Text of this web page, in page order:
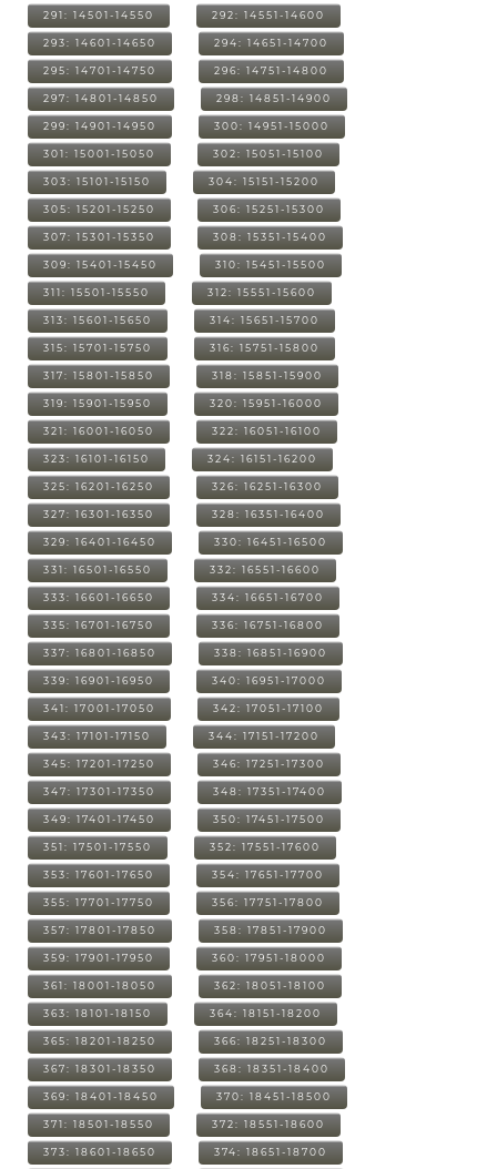
291: 14501-14550 292: 14551-14600
293: 14601-14650 294: 14651-14700
295: 14701-14750 296: 14751-14800
297: 14801-14850 298: 14851-14900
299: 14901-14950 300: 14951-15000
301: 15001-15050 302: 15051-15100
303: 15101-15150 304: 15151-15200
305: 15201-15250 306: 15251-15300
307: 15301-15350 308: 15351-15400
309: 15401-15450 310: 15451-15500
311: 15501-15550 312: 15551-15600
313: 15601-15650 314: 15651-15700
315: 15701-15750 316: 15751-15800
317: 15801-15850 318: 15851-15900
319: 15901-15950 320: 15951-16000
321: 16001-16050 322: 16051-16100
323: 16101-16150 324: 16151-16200
325: 16201-16250 326: 16251-16300
327: 16301-16350 328: 16351-16400
329: 16401-16450 330: 16451-16500
331: 16501-16550 332: 16551-16600
333: 16601-16650 334: 16651-16700
335: 16701-16750 336: 16751-16800
337: 16801-16850 338: 16851-16900
339: 16901-16950 340: 16951-17000
341: 17001-17050 342: 17051-17100
343: 17101-17150 344: 17151-17200
345: 17201-17250 346: 17251-17300
347: 17301-17350 348: 17351-17400
349: 17401-17450 350: 17451-17500
351: 17501-17550 352: 17551-17600
353: 17601-17650 354: 17651-17700
355: 17701-17750 356: 17751-17800
357: 17801-17850 358: 17851-17900
359: 17901-17950 360: 17951-18000
361: 18001-18050 362: 18051-18100
363: 18101-18150 364: 18151-18200
365: 18201-18250 366: 18251-18300
367: 18301-18350 368: 18351-18400
369: 18401-18450 370: 18451-18500
371: 18501-18550 372: 18551-18600
373: 18601-18650 374: 18651-18700